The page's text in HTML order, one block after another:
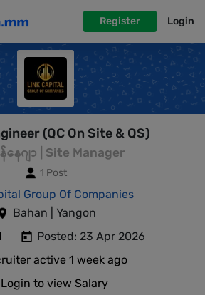
Register Login
(QC On Site & QS)
ေဂျာ | Site Manager
1 Post
Group Of Companies
Bahan | Yangon
Posted: 23 Apr 2026
active 1 week ago
Login to view Salary